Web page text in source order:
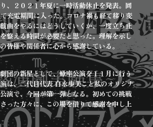
、２０２１年夏に一時活動休止を発表。同
充電期間に入った。コロナ禍も経て移り変
曲をやるにはどうしていくか、一度立ち止
整える時間が必要だと思った。理解を示し
皆様や関係者に心から感謝している。
団の新星として、蠍座公演を１１月に行う
は、二代目代表 白永歩美こと私のオリジナ
演で、今回が第一弾となる。初めての挑戦
った方々に、この場を借りて感謝を申し上